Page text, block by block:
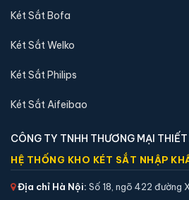
⚖️ Trọng lượng:
5,900,000 đ
Xem chi tiết →
Két Sắt Bofa
Két Sắt Welko
Két Sắt Philips
Két Sắt Aifeibao
CÔNG TY TNHH THƯƠNG MẠI
HỆ THỐNG KHO KÉT SẮT NHẬP
Địa chỉ Hà Nội: Số 18, ngõ 422 đường